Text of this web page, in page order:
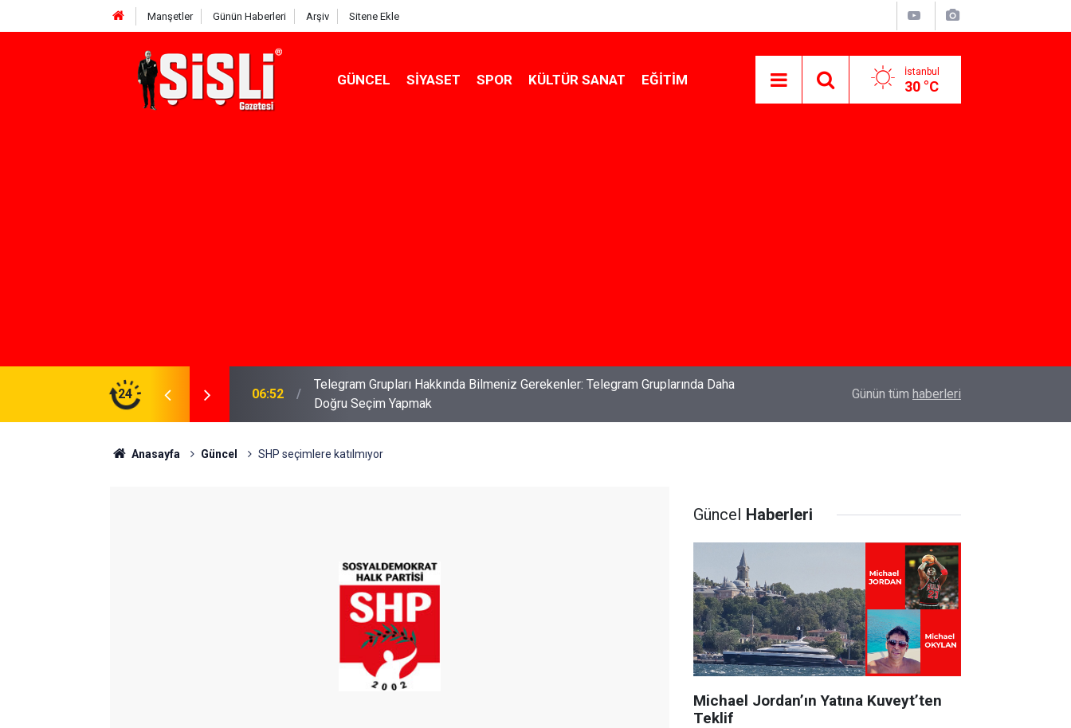
Manşetler Günün Haberleri Arşiv Sitene Ekle
GÜNCEL SIYASET SPOR KÜLTÜR SANAT EĞITIM İstanbul
30 °C
24
Gerekenler: Telegram Gruplarında Daha
04:43 İş Davaları: Haklarınızı Bilmek ve Koruma Altına Almak Özlem Drahyalı Kimdir, Nereli ve Kaç
Günün tüm haberleri
Anasayfa Güncel SHP seçimlere katılmıyor
Güncel Haberleri
Michael Jordan’ın Yatına Kuveyt’ten
Teklif